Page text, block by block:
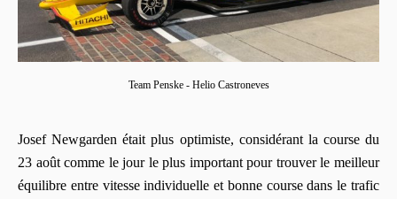
Team Penske - Helio Castroneves
Josef Newgarden était plus optimiste, considérant la course du
23 août comme le jour le plus important pour trouver le meilleur
équilibre entre vitesse individuelle et bonne course dans le trafic